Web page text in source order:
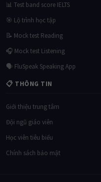
📊 Test band score IELTS
🎯 Lộ trình học tập
📝 Mock test Reading
🎧 Mock test Listening
🗣 FluSpeak Speaking App
📋 THÔNG TIN
Giới thiệu trung tâm
Đội ngũ giáo viên
Học viên tiêu biểu
Chính sách bảo mật